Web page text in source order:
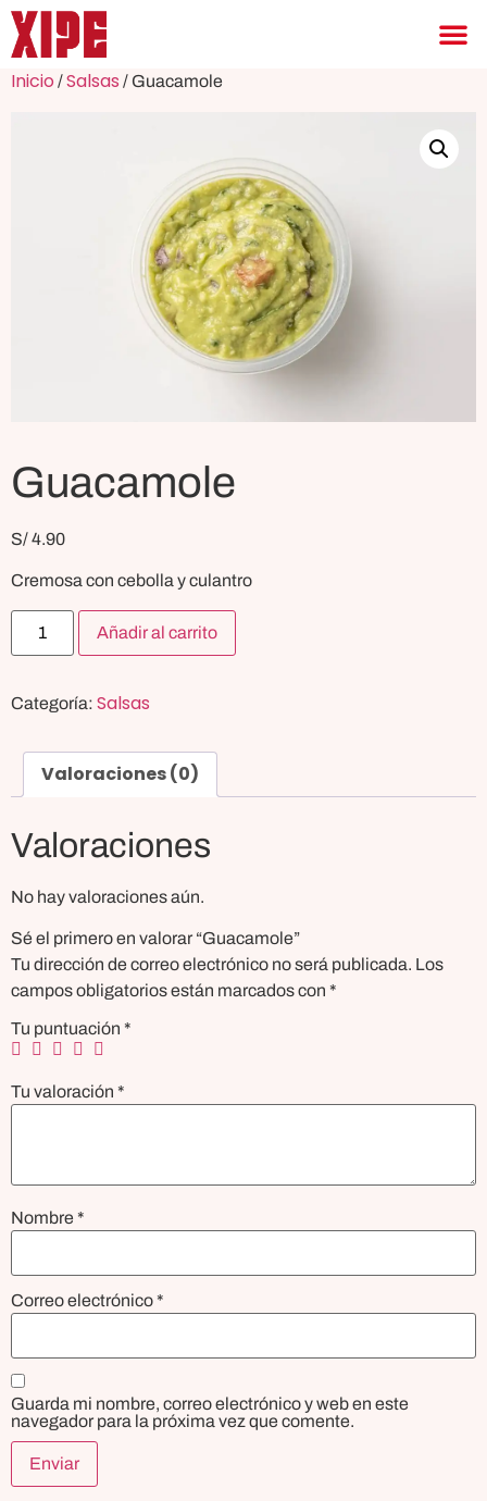
Inicio /Salsas / Guacamole
Guacamole
S/4.90
Cremosa con cebolla y culantro
Añadir al carrito
Categoría: Salsas
Valoraciones (0)
Valoraciones
No hay valoraciones aún.
Sé el primero en valorar “Guacamole”
Tu dirección de correo electrónico no será publicada. Los
campos obligatorios están marcados con *
Tu puntuación *
Tu valoración *
Nombre*
Correo electrónico*
Guarda mi nombre, correo electrónico y web en este
navegador para la próxima vez que comente.